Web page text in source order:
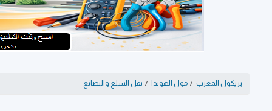
بريكول المغرب / مول الهوندا / نقل السلع والبضائع